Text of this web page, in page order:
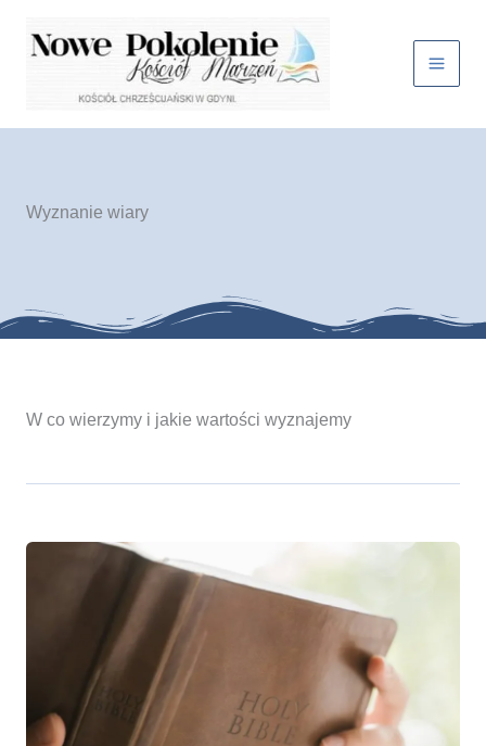
Wyznanie wiary
W co wierzymy i jakie wartości wyznajemy